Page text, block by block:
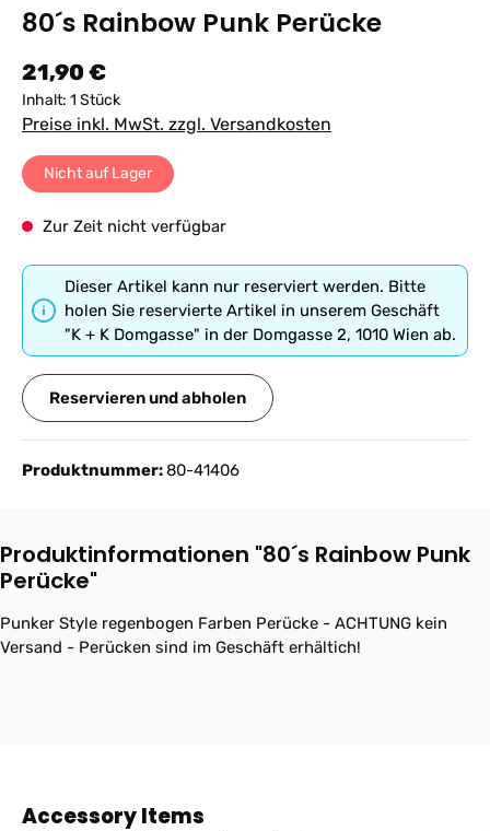
80´s Rainbow Punk Perücke
Regulärer Preis:
21,90 €
Inhalt: 1 Stück
Preise inkl. MwSt. zzgl. Versandkosten
Nicht auf Lager
Zur Zeit nicht verfügbar
Dieser Artikel kann nur reserviert werden. Bitte
holen Sie reservierte Artikel in unserem Geschäft
"K + K Domgasse" in der Domgasse 2, 1010 Wien ab.
Reservieren und abholen
Produktnummer:80-41406
Produktinformationen "80´s Rainbow Punk
Perücke"
Punker Style regenbogen Farben Perücke - ACHTUNG kein
Versand - Perücken sind im Geschäft erhältich!
Produktgalerie überspringen
Accessory Items